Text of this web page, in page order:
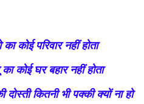
कोई परिवार नहीं होता
कोई घर बहार नहीं होता
दोस्ती कितनी भी पक्की क्यों ना हो